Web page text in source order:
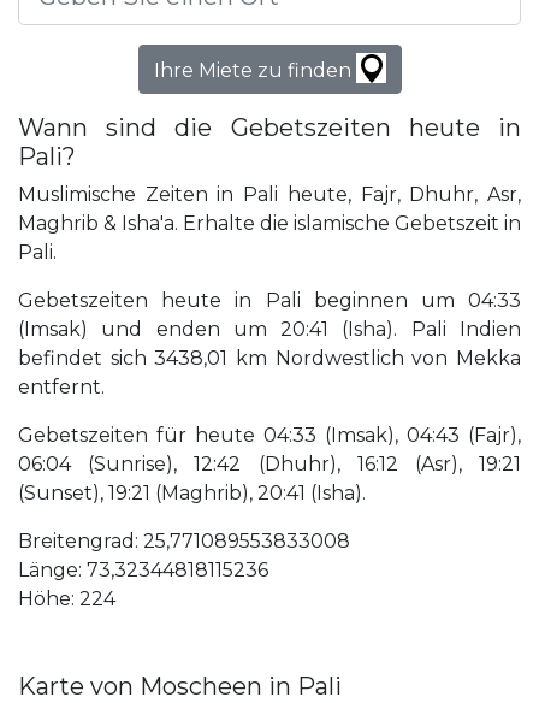
Ihre Miete zu finden
Wann sind die Gebetszeiten heute in
Pali?
Muslimische Zeiten in Pali heute, Fajr, Dhuhr, Asr,
Maghrib & Isha'a. Erhalte die islamische Gebetszeit in
Pali.
Gebetszeiten heute in Pali beginnen um 04:33
(Imsak) und enden um 20:41 (Isha). Pali Indien
befindet sich 3438,01 km Nordwestlich von Mekka
entfernt.
Gebetszeiten für heute 04:33 (Imsak), 04:43 (Fajr),
06:04 (Sunrise), 12:42 (Dhuhr), 16:12 (Asr), 19:21
(Sunset), 19:21 (Maghrib), 20:41 (Isha).
Breitengrad: 25,771089553833008
Länge: 73,32344818115236
Höhe: 224
Karte von Moscheen in Pali